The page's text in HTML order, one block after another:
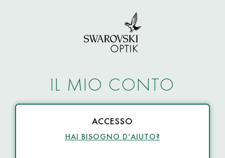
IL MIO CONTO
ACCESSO
HAI BISOGNO D’AIUTO?